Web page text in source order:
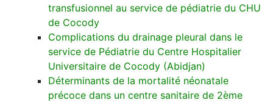
transfusionnel au service de pédiatrie du CHU
de Cocody
Complications du drainage pleural dans le
service de Pédiatrie du Centre Hospitalier
Universitaire de Cocody (Abidjan)
Déterminants de la mortalité néonatale
précoce dans un centre sanitaire de 2ème